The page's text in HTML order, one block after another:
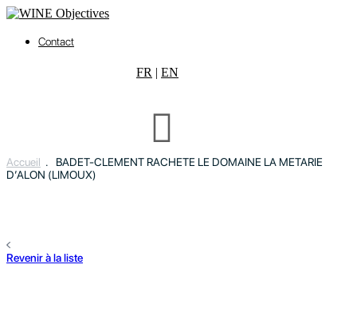
Contact
FR | EN
Accueil . BADET-CLEMENT RACHETE LE DOMAINE LA METARIE
D’ALON (LIMOUX)
Revenir à la liste